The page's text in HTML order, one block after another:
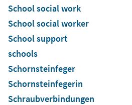
School social work
School social worker
School support
schools
Schornsteinfeger
Schornsteinfegerin
Schraubverbindungen